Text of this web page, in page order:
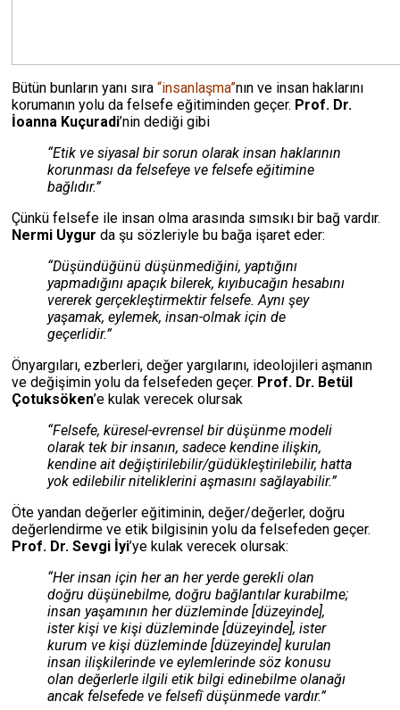
Bütün bunların yanı sıra “insanlaşma”nın ve insan haklarını
korumanın yolu da felsefe eğitiminden geçer. Prof. Dr.
İoanna Kuçuradi’nin dediği gibi
“Etik ve siyasal bir sorun olarak insan haklarının
korunması da felsefeye ve felsefe eğitimine
bağlıdır.”
Çünkü felsefe ile insan olma arasında sımsıkı bir bağ vardır.
Nermi Uygur da şu sözleriyle bu bağa işaret eder:
“Düşündüğünü düşünmediğini, yaptığını
yapmadığını apaçık bilerek, kıyıbucağın hesabını
vererek gerçekleştirmektir felsefe. Aynı şey
yaşamak, eylemek, insan-olmak için de
geçerlidir.”
Önyargıları, ezberleri, değer yargılarını, ideolojileri aşmanın
ve değişimin yolu da felsefeden geçer. Prof. Dr. Betül
Çotuksöken’e kulak verecek olursak
“Felsefe, küresel-evrensel bir düşünme modeli
olarak tek bir insanın, sadece kendine ilişkin,
kendine ait değiştirilebilir/güdükleştirilebilir, hatta
yok edilebilir niteliklerini aşmasını sağlayabilir.”
Öte yandan değerler eğitiminin, değer/değerler, doğru
değerlendirme ve etik bilgisinin yolu da felsefeden geçer.
Prof. Dr. Sevgi İyi’ye kulak verecek olursak:
“Her insan için her an her yerde gerekli olan
doğru düşünebilme, doğru bağlantılar kurabilme;
insan yaşamının her düzleminde [düzeyinde],
ister kişi ve kişi düzleminde [düzeyinde], ister
kurum ve kişi düzleminde [düzeyinde] kurulan
insan ilişkilerinde ve eylemlerinde söz konusu
olan değerlerle ilgili etik bilgi edinebilme olanağı
ancak felsefede ve felsefî düşünmede vardır.”